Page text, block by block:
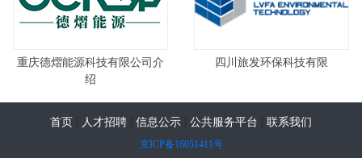
重庆德熠能源科技有限公司介
绍
四川旅发环保科技有限
首页 人才招聘 信息公示 公共服务平台 联系我们
京ICP备16051411号